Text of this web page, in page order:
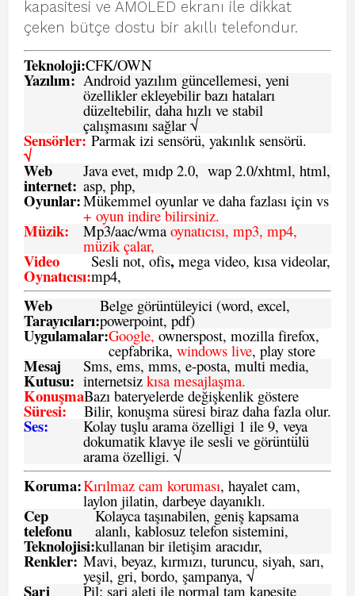
kapasitesi ve AMOLED ekranı ile dikkat
çeken bütçe dostu bir akıllı telefondur.
Teknoloji:CFK/OWN
Yazılım: Android yazılım güncellemesi, yeni
özellikler ekleyebilir bazı hataları
düzeltebilir, daha hızlı ve stabil
çalışmasını sağlar √
Sensörler:
√
Parmak izi sensörü, yakınlık sensörü.
Web
internet:
Java evet, mıdp 2.0, wap 2.0/xhtml, html,
asp, php,
Oyunlar:Mükemmel oyunlar ve daha fazlası için vs
+ oyun indire bilirsiniz.
Müzik: Mp3/aac/wmaoynatıcısı, mp3, mp4,
müzik çalar,
Video
Oynatıcısı:
Sesli not, ofis, mega video, kısa videolar,
mp4,
Web
Tarayıcıları:
Belge görüntüleyici (word, excel,
powerpoint, pdf)
Uygulamalar:Google, ownerspost, mozilla firefox,
cepfabrika, windows live, play store
Mesaj
Kutusu:
Sms, ems, mms, e-posta, multi media,
internetsiz kısa mesajlaşma.
Konuşma
Süresi:
Bazı bateryelerde değişkenlik göstere
Bilir, konuşma süresi biraz daha fazla olur.
Ses: Kolay tuşlu arama özelligi 1 ile 9, veya
dokumatik klavye ile sesli ve görüntülü
arama özelligi. √
Koruma:Kırılmaz cam koruması, hayalet cam,
laylon jilatin, darbeye dayanıklı.
Cep
telefonu
Teknolojisi:
Kolayca taşınabilen, geniş kapsama
alanlı, kablosuz telefon sistemini,
kullanan bir iletişim aracıdır,
Renkler: Mavi, beyaz, kırmızı, turuncu, siyah, sarı,
yeşil, gri, bordo, şampanya, √
Şarj Pil: şarj aleti ile normal tam kapesite